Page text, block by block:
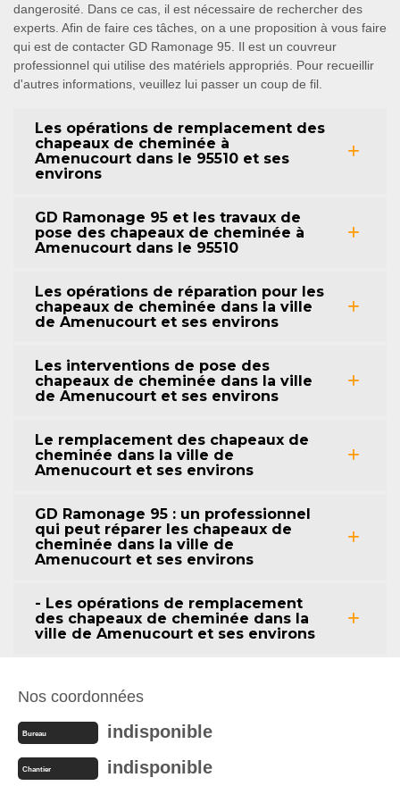
dangerosité. Dans ce cas, il est nécessaire de rechercher des
experts. Afin de faire ces tâches, on a une proposition à vous faire
qui est de contacter GD Ramonage 95. Il est un couvreur
professionnel qui utilise des matériels appropriés. Pour recueillir
d'autres informations, veuillez lui passer un coup de fil.
Les opérations de remplacement des
chapeaux de cheminée à
Amenucourt dans le 95510 et ses
environs
GD Ramonage 95 et les travaux de
pose des chapeaux de cheminée à
Amenucourt dans le 95510
Les opérations de réparation pour les
chapeaux de cheminée dans la ville
de Amenucourt et ses environs
Les interventions de pose des
chapeaux de cheminée dans la ville
de Amenucourt et ses environs
Le remplacement des chapeaux de
cheminée dans la ville de
Amenucourt et ses environs
GD Ramonage 95 : un professionnel
qui peut réparer les chapeaux de
cheminée dans la ville de
Amenucourt et ses environs
- Les opérations de remplacement
des chapeaux de cheminée dans la
ville de Amenucourt et ses environs
Nos coordonnées
Bureau indisponible
Chantier indisponible